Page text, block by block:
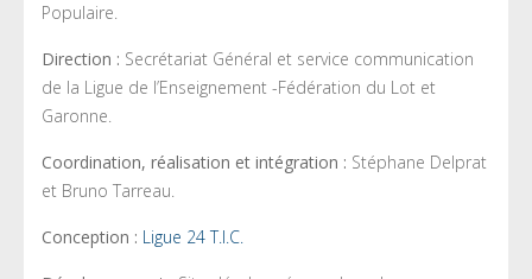
Populaire.
Direction : Secrétariat Général et service communication
de la Ligue de l’Enseignement -Fédération du Lot et
Garonne.
Coordination, réalisation et intégration : Stéphane Delprat
et Bruno Tarreau.
Conception : Ligue 24 T.I.C.